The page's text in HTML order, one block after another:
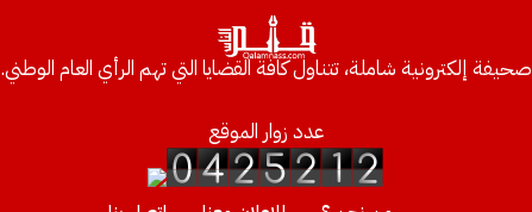
صحيفة إلكترونية شاملة، تتناول كافة القضايا التي تهم الرأي العام الوطني.
عدد زوار الموقع